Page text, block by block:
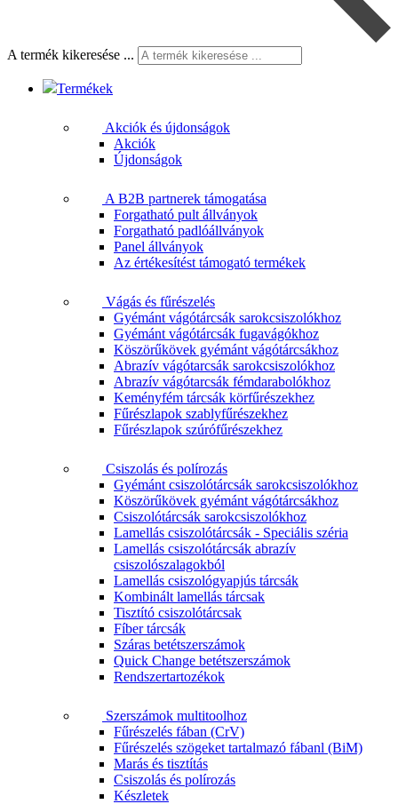
A termék kikeresése ...
Termékek
Akciók és újdonságok
Akciók
Újdonságok
A B2B partnerek támogatása
Forgatható pult állványok
Forgatható padlóállványok
Panel állványok
Az értékesítést támogató termékek
Vágás és fűrészelés
Gyémánt vágótárcsák sarokcsiszolókhoz
Gyémánt vágótárcsák fugavágókhoz
Köszörűkövek gyémánt vágótárcsákhoz
Abrazív vágótarcsák sarokcsiszolókhoz
Abrazív vágótarcsák fémdarabolókhoz
Keményfém tárcsák körfűrészekhez
Fűrészlapok szablyfűrészekhez
Fűrészlapok szúrófűrészekhez
Csiszolás és polírozás
Gyémánt csiszolótárcsák sarokcsiszolókhoz
Köszörűkövek gyémánt vágótárcsákhoz
Csiszolótárcsák sarokcsiszolókhoz
Lamellás csiszolótárcsák - Speciális széria
Lamellás csiszolótárcsák abrazív
csiszolószalagokból
Lamellás csiszológyapjús tárcsák
Kombinált lamellás tárcsak
Tisztító csiszolótárcsak
Fíber tárcsák
Száras betétszerszámok
Quick Change betétszerszámok
Rendszertartozékok
Szerszámok multitoolhoz
Fűrészelés fában (CrV)
Fűrészelés szögeket tartalmazó fábanl (BiM)
Marás és tisztítás
Csiszolás és polírozás
Készletek